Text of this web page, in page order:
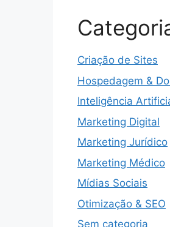
Criação de Sites
Hospedagem &
Inteligência
Marketing Digital
Marketing Jurídico
Marketing Médico
Mídias Sociais
Otimização & SEO
Sem categoria